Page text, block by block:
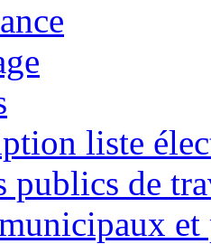
liste
publics de
et